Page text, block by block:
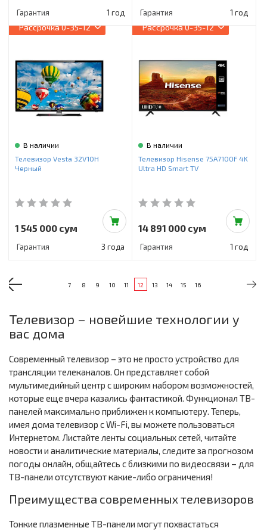
Гарантия 1 год Гарантия 1 год
Рассрочка0-35-12
В наличии
Телевизор Vesta 32V10H
Черный
1 545 000 сум
Гарантия 3 года
Рассрочка0-35-12
В наличии
Телевизор Hisense 75A7100F 4K
Ultra HD Smart TV
14 891 000 сум
Гарантия 1 год
7 8 9 10 11 12 13 14 15 16
Телевизор – новейшие технологии у
вас дома
Современный телевизор – это не просто устройство для
трансляции телеканалов. Он представляет собой
мультимедийный центр с широким набором возможностей,
которые еще вчера казались фантастикой. Функционал ТВ-
панелей максимально приближен к компьютеру. Теперь,
имея дома телевизор с Wi-Fi, вы можете пользоваться
Интернетом. Листайте ленты социальных сетей, читайте
новости и аналитические материалы, следите за прогнозом
погоды онлайн, общайтесь с близкими по видеосвязи – для
ТВ-панели отсутствуют какие-либо ограничения!
Преимущества современных телевизоров
Тонкие плазменные ТВ-панели могут похвастаться